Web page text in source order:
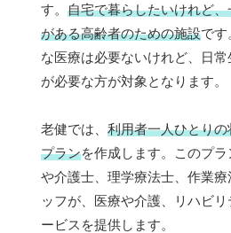
す。 自宅で暮らしたいけれど
がある高齢者のための施設です
な医療は必要ないけれど、日
が必要な方が対象となります。
老健では、 利用者一人ひとり
プランを作成します。このプ
や介護士、理学療法士、作業
ッフが、医療や介護、リハビ
ービスを提供します。